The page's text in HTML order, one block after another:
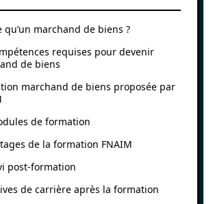
qu’un marchand de biens ?
requises pour devenir
de biens
marchand de biens proposée par
de formation
de la formation FNAIM
post-formation
de carrière après la formation